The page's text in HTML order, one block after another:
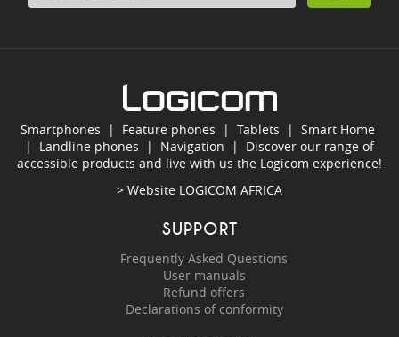
Smartphones | Feature phones | Tablets | Smart Home
| Landline phones | Navigation | Discover our range of
accessible products and live with us the Logicom experience!
> Website LOGICOM AFRICA
SUPPORT
Frequently Asked Questions
User manuals
Refund offers
Declarations of conformity